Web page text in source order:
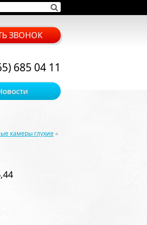
ЗВОНОК
685 04 11
камеры глухие »